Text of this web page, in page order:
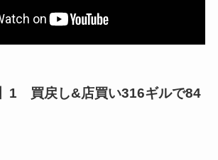
1 買戻し&店買い316ギルで84